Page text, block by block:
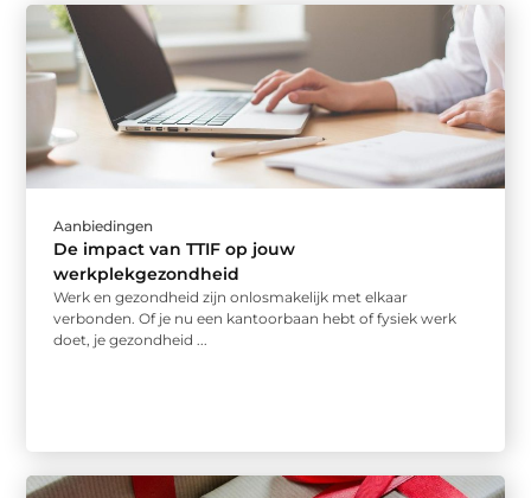
Aanbiedingen
De impact van TTIF op jouw
werkplekgezondheid
Werk en gezondheid zijn onlosmakelijk met elkaar
verbonden. Of je nu een kantoorbaan hebt of fysiek werk
doet, je gezondheid ...